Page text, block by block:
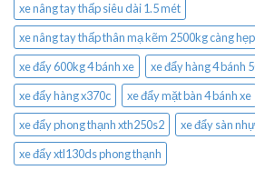
xe nâng tay thấp siêu dài 1.5 mét
xe nâng tay thấp thân mạ kẽm 2500kg càng hẹp
xe đẩy 600kg 4 bánh xe
xe đẩy hàng 4 bánh
xe đẩy hàng x370c
xe đẩy mặt bàn 4 bánh xe
xe đẩy phong thạnh xth250s2
xe đẩy sàn
xe đẩy xtl130ds phong thạnh